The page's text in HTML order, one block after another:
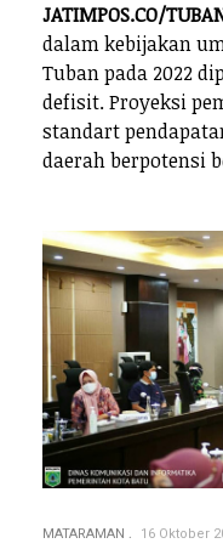
JATIMPOS.CO/
dalam kebijakan
Tuban pada 2022
defisit. Proyeksi
standart
daerah berpotensi
MATARAMAN 16 Oktober